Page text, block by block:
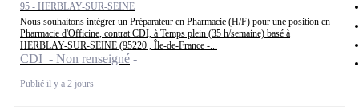
95 - HERBLAY-SUR-SEINE
Nous souhaitons intégrer un Préparateur en Pharmacie (H/F) pour une position en
Pharmacie d'Officine, contrat CDI, à Temps plein (35 h/semaine) basé à
HERBLAY-SUR-SEINE (95220 , Île-de-France -...
CDI - Non renseigné
Publié il y a 2 jours